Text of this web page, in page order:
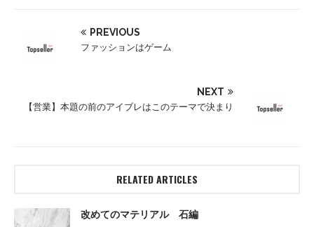
PREVIOUS
ファッションはゲーム
NEXT
【営業】本題の前のアイブレはこのテーマで決まり
RELATED ARTICLES
改めてのマテリアル 石編